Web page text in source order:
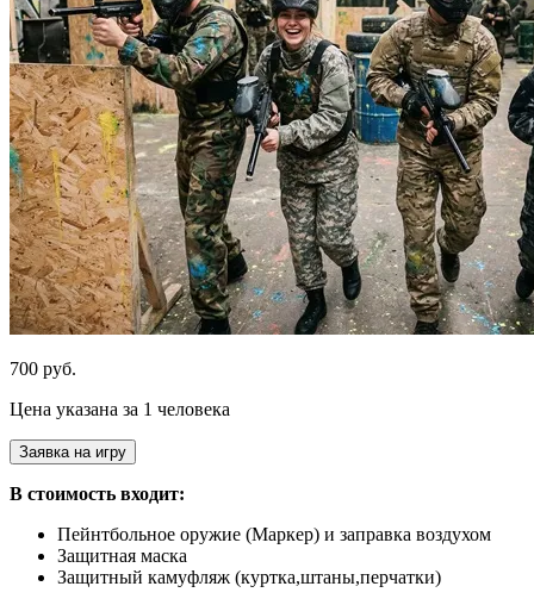
700 руб.
Цена указана за 1 человека
Заявка на игру
В стоимость входит:
Пейнтбольное оружие (Маркер) и заправка воздухом
Защитная маска
Защитный камуфляж (куртка,штаны,перчатки)